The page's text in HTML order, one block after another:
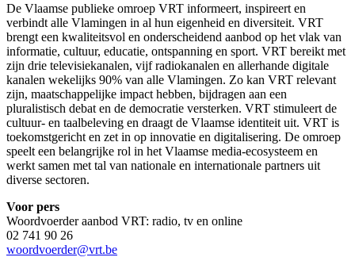
De Vlaamse publieke omroep VRT informeert, inspireert en
verbindt alle Vlamingen in al hun eigenheid en diversiteit. VRT
brengt een kwaliteitsvol en onderscheidend aanbod op het vlak van
informatie, cultuur, educatie, ontspanning en sport. VRT bereikt met
zijn drie televisiekanalen, vijf radiokanalen en allerhande digitale
kanalen wekelijks 90% van alle Vlamingen. Zo kan VRT relevant
zijn, maatschappelijke impact hebben, bijdragen aan een
pluralistisch debat en de democratie versterken. VRT stimuleert de
cultuur- en taalbeleving en draagt de Vlaamse identiteit uit. VRT is
toekomstgericht en zet in op innovatie en digitalisering. De omroep
speelt een belangrijke rol in het Vlaamse media-ecosysteem en
werkt samen met tal van nationale en internationale partners uit
diverse sectoren.
Voor pers
Woordvoerder aanbod VRT: radio, tv en online
02 741 90 26
woordvoerder@vrt.be